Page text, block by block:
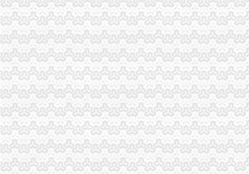
博裕食品进口流程公司|博裕食品进口流程公司网
深圳食品进口报关公司食品标签备案食品报关
货物出口流程
货物出口操作流程_中华文本库
大件货物出口运输的一些相关流程介绍|行业资
出口代理公司
进口代理_进口代理公司_出口代理_出口代理
合肥进出口代理公司的网站
海关物流公司